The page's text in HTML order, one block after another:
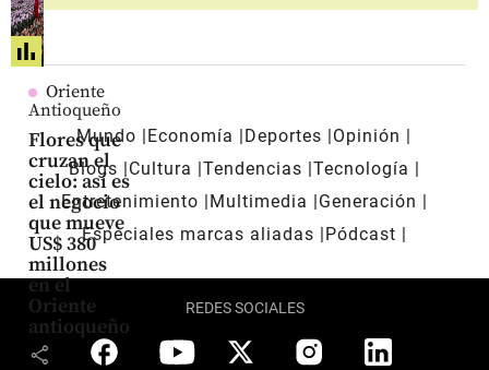
Oriente
Antioqueño
Flores que
cruzan el
cielo: así es
el negocio
que mueve
US$ 380
millones
en el
Oriente
antioqueño
share
Mundo Economía Deportes
Opinión
Blogs
Cultura Tendencias Tecnología
Entretenimiento
Multimedia
Generación
Especiales marcas aliadas
Pódcast
REDES SOCIALES